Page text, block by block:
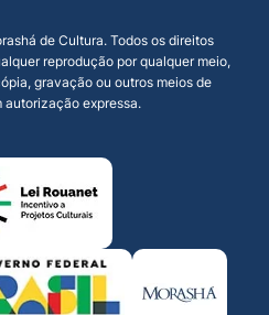
de Cultura. Todos os direitos
reprodução por qualquer meio,
gravação ou outros meios de
autorização expressa.